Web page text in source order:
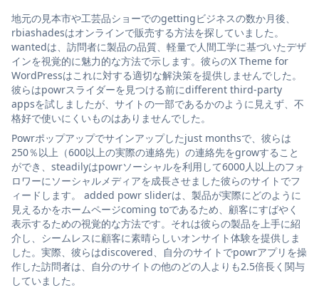
地元の見本市や工芸品ショーでのgettingビジネスの数か月後、
rbiashadesはオンラインで販売する方法を探していました。
wantedは、訪問者に製品の品質、軽量で人間工学に基づいたデザ
インを視覚的に魅力的な方法で示します。彼らのX Theme for
WordPressはこれに対する適切な解決策を提供しませんでした。
彼らはpowrスライダーを見つける前にdifferent third-party
appsを試しましたが、サイトの一部であるかのように見えず、不
格好で使いにくいものはありませんでした。
Powrポップアップでサインアップしたjust monthsで、彼らは
250％以上（600以上の実際の連絡先）の連絡先をgrowすること
ができ、steadilyはpowrソーシャルを利用して6000人以上のフォ
ロワーにソーシャルメディアを成長させました彼らのサイトでフ
ィードします。 added powr sliderは、製品が実際にどのように
見えるかをホームページcoming toであるため、顧客にすばやく
表示するための視覚的な方法です。それは彼らの製品を上手に紹
介し、シームレスに顧客に素晴らしいオンサイト体験を提供しま
した。実際、彼らはdiscovered、自分のサイトでpowrアプリを操
作した訪問者は、自分のサイトの他のどの人よりも2.5倍長く関与
していました。